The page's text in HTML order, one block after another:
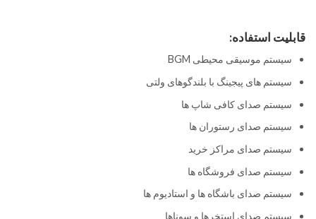
قابلیت استفاده:
سیستم موسیقی محیطی BGM
سیستم های پیجینگ با بلندگوهای ولتی
سیستم صدای کافی شاپ ها
سیستم صدای رستوران ها
سیستم صدای مراکز خرید
سیستم صدای فروشگاه ها
سیستم صدای باشگاه ها و استادیوم ها
سیستم صدای استخرها و سوناها